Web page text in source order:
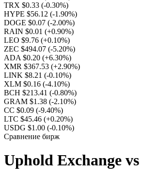
TRX $0.33 (-0.30%)
HYPE $56.12 (-1.90%)
DOGE $0.07 (-2.00%)
RAIN $0.01 (+0.90%)
LEO $9.76 (+0.10%)
ZEC $494.07 (-5.20%)
ADA $0.20 (+6.30%)
XMR $367.53 (+2.90%)
LINK $8.21 (-0.10%)
XLM $0.16 (-4.10%)
BCH $213.41 (-0.80%)
GRAM $1.38 (-2.10%)
CC $0.09 (-9.40%)
LTC $45.46 (+0.20%)
USDG $1.00 (-0.10%)
Сравнение бирж
Uphold Exchange